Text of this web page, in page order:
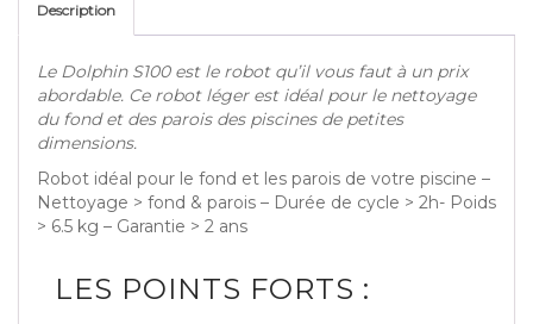
Description
Le Dolphin S100 est le robot qu’il vous faut à un prix
abordable. Ce robot léger est idéal pour le nettoyage
du fond et des parois des piscines de petites
dimensions.
Robot idéal pour le fond et les parois de votre piscine –
Nettoyage > fond & parois – Durée de cycle > 2h- Poids
> 6.5 kg – Garantie > 2 ans
LES POINTS FORTS :